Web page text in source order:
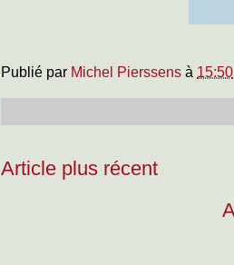
Publié par Michel Pierssens à 15:50
Article plus récent